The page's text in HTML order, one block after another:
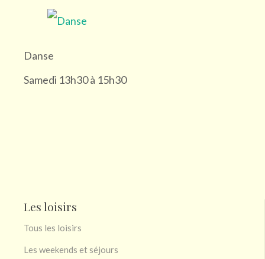
Les loisirs
Tous les loisirs
Les weekends et séjours
Lundi
Vendredi (1)
Samedi (1)
Danse
Samedi 13h30 à 15h30